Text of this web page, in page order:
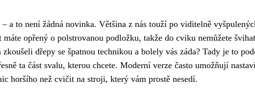
– a to není žádná novinka. Většina z nás touží po viditelně
opřený o polstrovanou podložku, takže do cviku nemůžete švihat
dřepy se špatnou technikou a bolely vás záda? Tady je to
ta část svalu, kterou chcete. Moderní verze často umožňují
horšího než cvičit na stroji, který vám prostě nesedí.